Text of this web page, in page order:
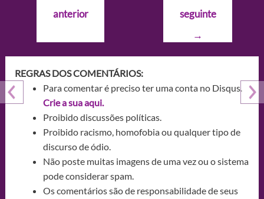
Postanterior
seguinte
→
REGRAS DOS COMENTÁRIOS:
Para comentar é preciso ter uma conta no Disqus.
Crie a sua aqui.
Proibido discussões políticas.
Proibido racismo, homofobia ou qualquer tipo de
discurso de ódio.
Não poste muitas imagens de uma vez ou o sistema
pode considerar spam.
Os comentários são de responsabilidade de seus